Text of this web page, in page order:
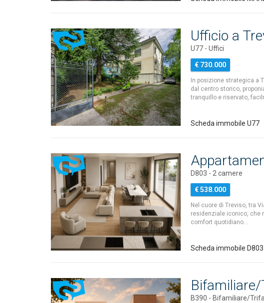
Ufficio a
U77 - Uffici
€ 730.000
In posizione strategica a
dal centro storico,
tranquillo e riservato,
Scheda immobile U77
D803 - 2 camere
€ 538.000
Nel cuore di Treviso, tra
residenziale iconico, che
comfort quotidiano…
Scheda immobile D803
B390 - Bifamiliare/